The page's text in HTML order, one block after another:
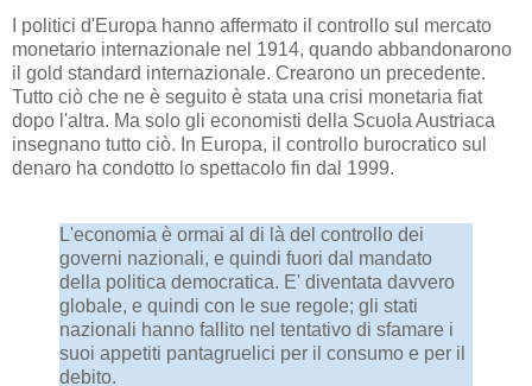
I politici d'Europa hanno affermato il controllo sul mercato
monetario internazionale nel 1914, quando abbandonarono
il gold standard internazionale. Crearono un precedente.
Tutto ciò che ne è seguito è stata una crisi monetaria fiat
dopo l'altra. Ma solo gli economisti della Scuola Austriaca
insegnano tutto ciò. In Europa, il controllo burocratico sul
denaro ha condotto lo spettacolo fin dal 1999.
L'economia è ormai al di là del controllo dei
governi nazionali, e quindi fuori dal mandato
della politica democratica. E' diventata davvero
globale, e quindi con le sue regole; gli stati
nazionali hanno fallito nel tentativo di sfamare i
suoi appetiti pantagruelici per il consumo e per il
debito.